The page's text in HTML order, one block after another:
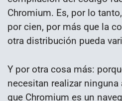
Chromium. Es, por lo
por cien, por más que la
otra distribución pueda
Y por otra cosa más:
necesitan realizar
que Chromium es un